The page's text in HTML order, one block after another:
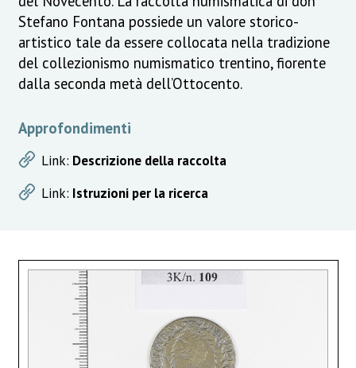
Stefano Fontana possiede un valore storico-
artistico tale da essere collocata nella tradizione
del collezionismo numismatico trentino, fiorente
dalla seconda metà dell’Ottocento.
Approfondimenti
Link: Descrizione della raccolta
Link: Istruzioni per la ricerca